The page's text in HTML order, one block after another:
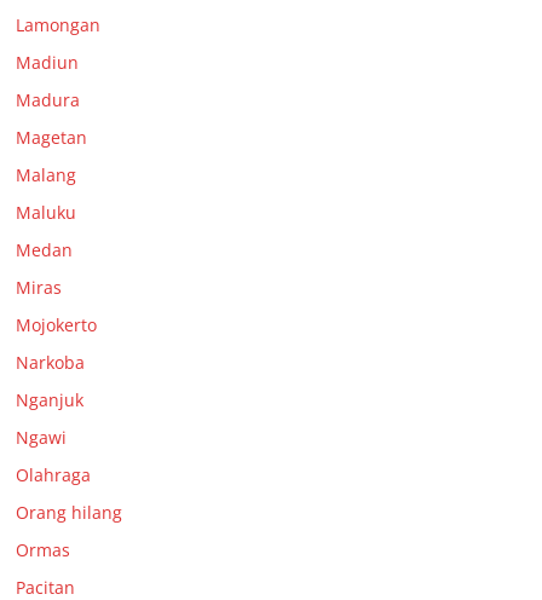
Lamongan
Madiun
Madura
Magetan
Malang
Maluku
Medan
Miras
Mojokerto
Narkoba
Nganjuk
Ngawi
Olahraga
Orang hilang
Ormas
Pacitan